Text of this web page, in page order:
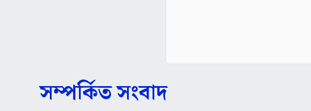
সম্পর্কিত সংবাদ